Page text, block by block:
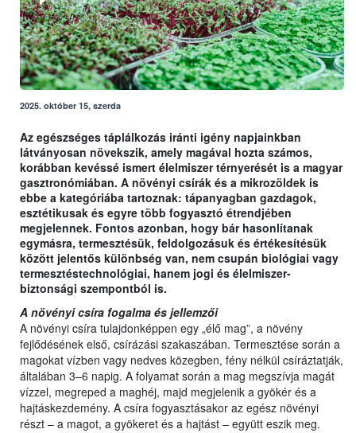
2025. október 15, szerda
Az egészséges táplálkozás iránti igény napjainkban
látványosan növekszik, amely magával hozta számos,
korábban kevéssé ismert élelmiszer térnyerését is a magyar
gasztronómiában. A növényi csírák és a mikrozöldek is
ebbe a kategóriába tartoznak: tápanyagban gazdagok,
esztétikusak és egyre több fogyasztó étrendjében
megjelennek. Fontos azonban, hogy bár hasonlítanak
egymásra, termesztésük, feldolgozásuk és értékesítésük
között jelentős különbség van, nem csupán biológiai vagy
termesztéstechnológiai, hanem jogi és élelmiszer-
biztonsági szempontból is.
A növényi csíra fogalma és jellemzői
A növényi csíra tulajdonképpen egy „élő mag”, a növény
fejlődésének első, csírázási szakaszában. Termesztése során a
magokat vízben vagy nedves közegben, fény nélkül csíráztatják,
általában 3–6 napig. A folyamat során a mag megszívja magát
vízzel, megreped a maghéj, majd megjelenik a gyökér és a
hajtáskezdemény. A csíra fogyasztásakor az egész növényi
részt – a magot, a gyökeret és a hajtást – együtt eszik meg.